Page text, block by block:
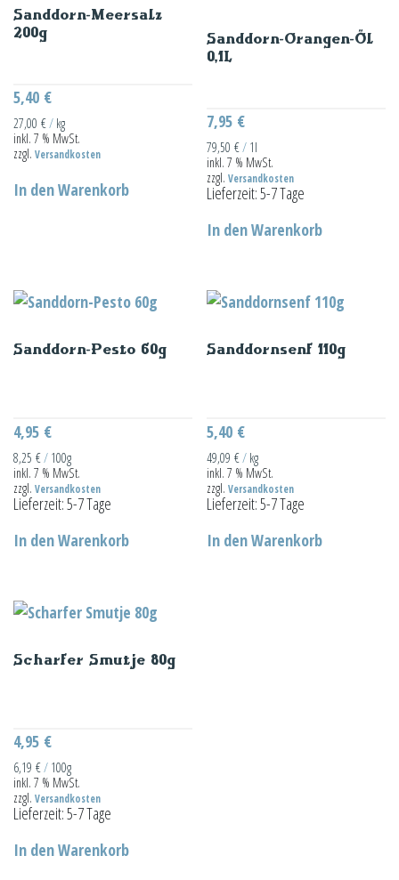
Sanddorn-Meersalz
200g
5,40 €
27,00 €/ kg
inkl. 7 % MwSt.
zzgl. Versandkosten
In den Warenkorb
Sanddorn-Orangen-Öl
0,1L
7,95 €
79,50€/ 1l
inkl. 7 % MwSt.
zzgl.Versandkosten
Lieferzeit:5-7 Tage
In den Warenkorb
Sanddorn-Pesto 60g
4,95 €
8,25 €/ 100g
inkl. 7 % MwSt.
zzgl. Versandkosten
Lieferzeit:5-7 Tage
In den Warenkorb
Sanddornsenf 110g
5,40 €
49,09€/ kg
inkl. 7 % MwSt.
zzgl.Versandkosten
Lieferzeit:5-7 Tage
In den Warenkorb
Scharfer Smutje 80g
4,95 €
6,19 €/ 100g
inkl. 7 % MwSt.
zzgl. Versandkosten
Lieferzeit:5-7 Tage
In den Warenkorb